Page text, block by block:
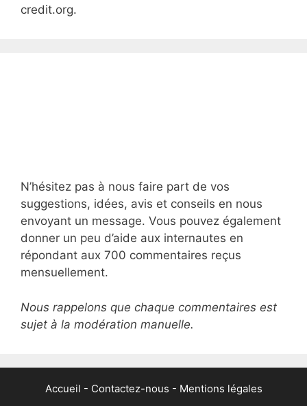
credit.org.
N’hésitez pas à nous faire part de vos
suggestions, idées, avis et conseils en nous
envoyant un message. Vous pouvez également
donner un peu d’aide aux internautes en
répondant aux 700 commentaires reçus
mensuellement.
Nous rappelons que chaque commentaires est
sujet à la modération manuelle.
Accueil - Contactez-nous - Mentions légales